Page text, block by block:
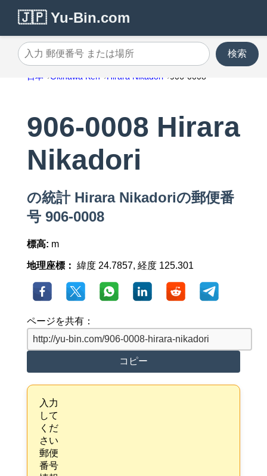
🇯🇵 Yu-Bin.com
入力 郵便番号 または場所
検索
日本 Okinawa Ken Hirara Nikadori 906-0008
906-0008 Hirara
Nikadori
の統計 Hirara Nikadoriの郵便番
号 906-0008
標高: m
地理座標： 緯度 24.7857, 経度 125.301
ページを共有：
コピー
入力
して
くだ
さい
郵便
番号